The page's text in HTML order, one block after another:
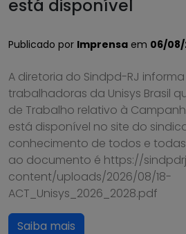
está disponível
Publicado por Imprensa em 06/
A diretoria do Sindpd-RJ
trabalhadoras da Unisys Brasil
de Trabalho relativo à
está disponível no site do
conhecimento de todos e
ao documento é https://
content/uploads/2026/08/18-
ACT_Unisys_2026_2028.pdf
Saiba mais